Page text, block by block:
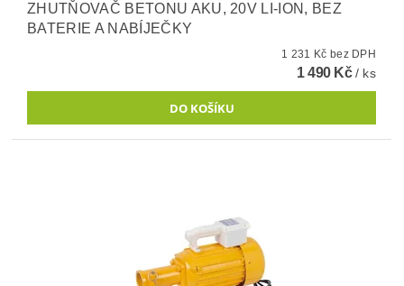
ZHUTŇOVAČ BETONU AKU, 20V LI-ION, BEZ
BATERIE A NABÍJEČKY
1 231 Kč bez DPH
1 490 Kč/ ks